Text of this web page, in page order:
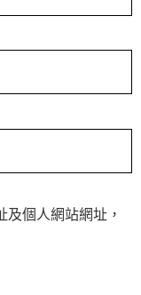
個人網站網址，